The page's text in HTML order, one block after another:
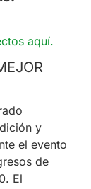
aquí.
y
el evento
de
El